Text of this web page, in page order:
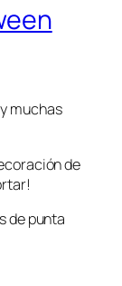
muchas
de
de punta